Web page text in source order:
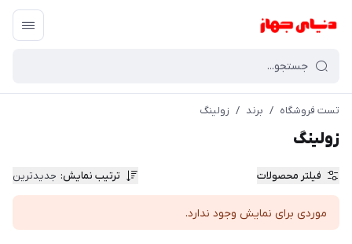
تست فروشگاه / برند / زولینگ
زولینگ
فیلتر محصولات ترتیب نمایش: جدیدترین
موردی برای نمایش وجود ندارد.